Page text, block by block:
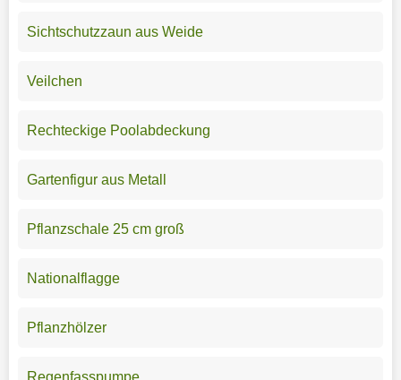
Sichtschutzzaun aus Weide
Veilchen
Rechteckige Poolabdeckung
Gartenfigur aus Metall
Pflanzschale 25 cm groß
Nationalflagge
Pflanzhölzer
Regenfasspumpe